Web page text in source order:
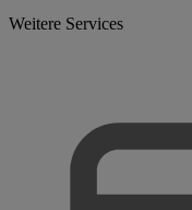
Weitere Services